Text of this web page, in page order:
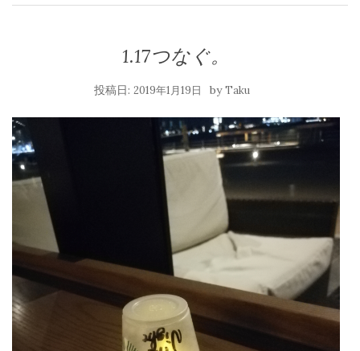
1.17つなぐ。
投稿日: 2019年1月19日 byTaku